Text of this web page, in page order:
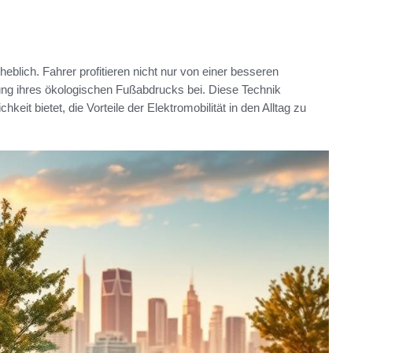
Fahrer profitieren nicht nur von einer besseren
ihres ökologischen Fußabdrucks bei. Diese Technik
bietet, die Vorteile der Elektromobilität in den Alltag zu